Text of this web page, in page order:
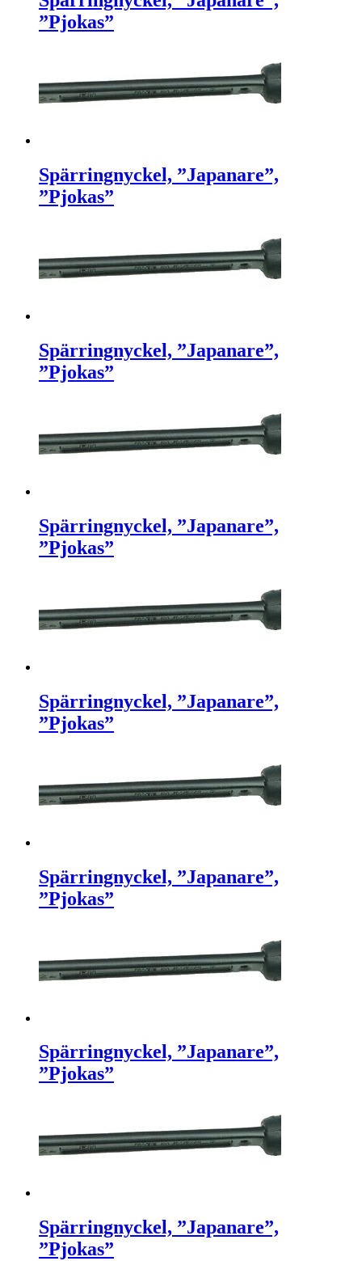
”Pjokas”
Spärringnyckel, ”Japanare”,
”Pjokas”
Spärringnyckel, ”Japanare”,
”Pjokas”
Spärringnyckel, ”Japanare”,
”Pjokas”
Spärringnyckel, ”Japanare”,
”Pjokas”
Spärringnyckel, ”Japanare”,
”Pjokas”
Spärringnyckel, ”Japanare”,
”Pjokas”
Spärringnyckel, ”Japanare”,
”Pjokas”